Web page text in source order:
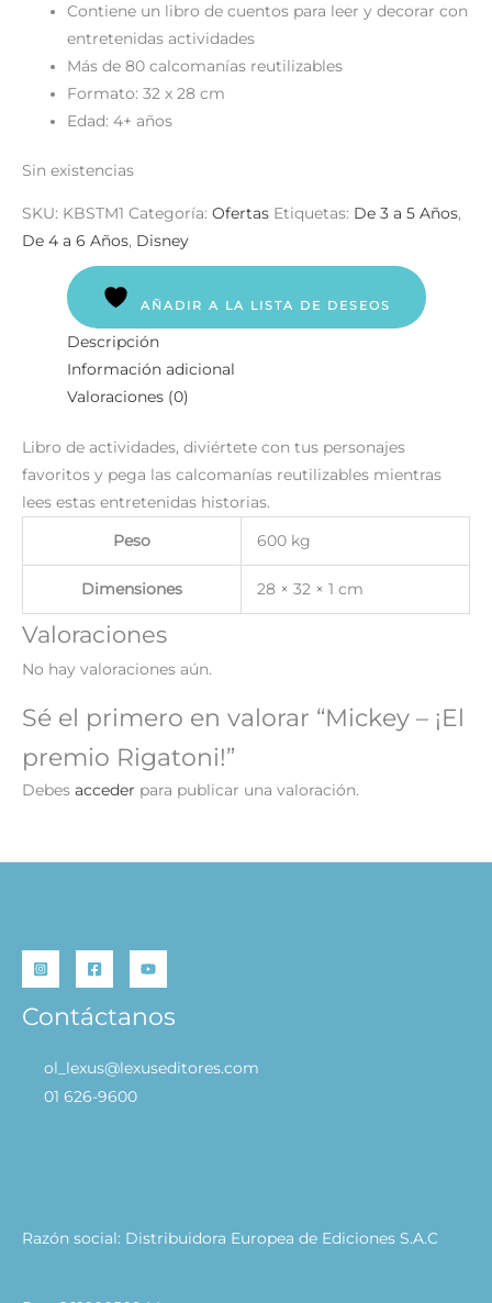
Contiene un libro de cuentos para leer y decorar con
entretenidas actividades
Más de 80 calcomanías reutilizables
Formato: 32 x 28 cm
Edad: 4+ años
Sin existencias
SKU: KBSTM1 Categoría: Ofertas Etiquetas: De 3 a 5 Años,
De 4 a 6 Años, Disney
AÑADIR A LA LISTA DE DESEOS
Descripción
Información adicional
Valoraciones (0)
Libro de actividades, diviértete con tus personajes
favoritos y pega las calcomanías reutilizables mientras
lees estas entretenidas historias.
Peso 600 kg
Dimensiones 28 × 32 × 1 cm
Valoraciones
No hay valoraciones aún.
Sé el primero en valorar “Mickey – ¡El
premio Rigatoni!”
Debes acceder para publicar una valoración.
Contáctanos
ol_lexus@lexuseditores.com
01 626-9600
Razón social: Distribuidora Europea de Ediciones S.A.C